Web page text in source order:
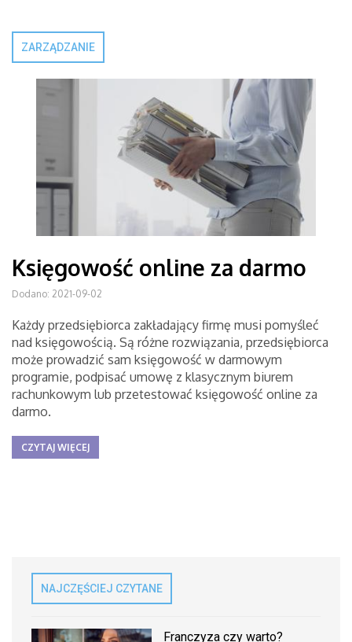
ZARZĄDZANIE
Księgowość online za darmo
Dodano: 2021-09-02
Każdy przedsiębiorca zakładający firmę musi pomyśleć
nad księgowością. Są różne rozwiązania, przedsiębiorca
może prowadzić sam księgowość w darmowym
programie, podpisać umowę z klasycznym biurem
rachunkowym lub przetestować księgowość online za
darmo.
CZYTAJ WIĘCEJ
NAJCZĘŚCIEJ CZYTANE
Franczyza czy warto?